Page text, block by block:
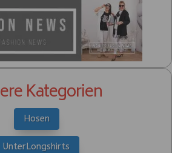
Kategorien
Hosen
UnterLongshirts